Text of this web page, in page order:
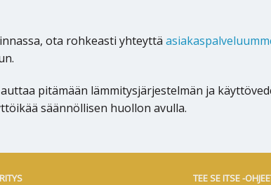
ota rohkeasti yhteyttä
pitämään lämmitysjärjestelmän ja
säännöllisen huollon avulla.
TEE SE ITSE -